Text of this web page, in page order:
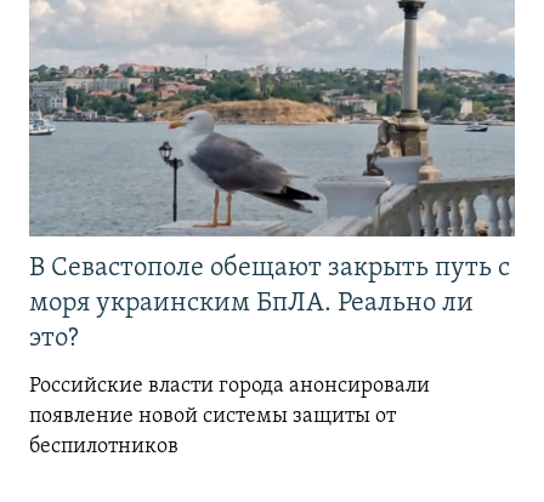
В Севастополе обещают закрыть путь с
моря украинским БпЛА. Реально ли
это?
Российские власти города анонсировали
появление новой системы защиты от
беспилотников